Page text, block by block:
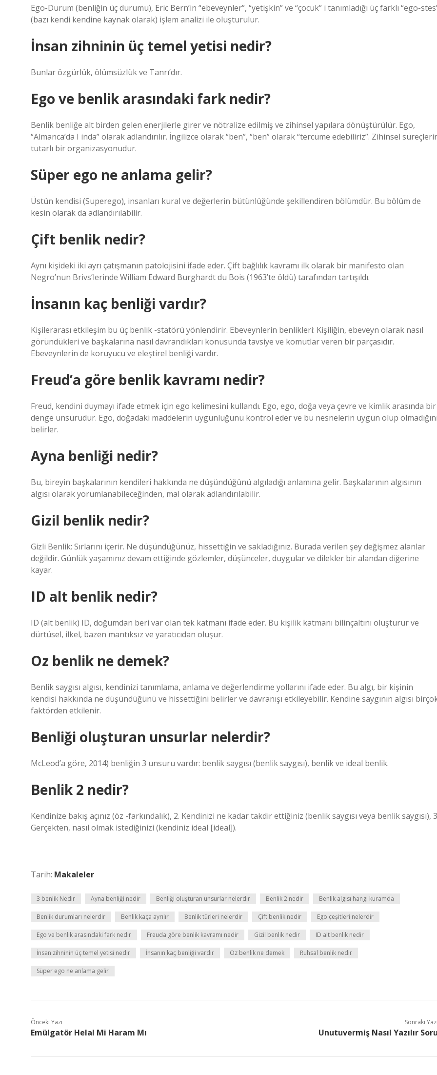
Ego-Durum (benliğin üç durumu), Eric Bern’in “ebeveynler”, “yetişkin” ve “çocuk” i tanımladığı üç farklı “ego-
(bazı kendi kendine kaynak olarak) işlem analizi ile oluşturulur.
İnsan zihninin üç temel yetisi nedir?
Bunlar özgürlük, ölümsüzlük ve Tanrı’dır.
Ego ve benlik arasındaki fark nedir?
Benlik benliğe alt birden gelen enerjilerle girer ve nötralize edilmiş ve zihinsel yapılara dönüştürülür. Ego,
“Almanca’da I inda” olarak adlandırılır. İngilizce olarak “ben”, “ben” olarak “tercüme edebiliriz”. Zihinsel
tutarlı bir organizasyonudur.
Süper ego ne anlama gelir?
Üstün kendisi (Superego), insanları kural ve değerlerin bütünlüğünde şekillendiren bölümdür. Bu bölüm de
kesin olarak da adlandırılabilir.
Çift benlik nedir?
Aynı kişideki iki ayrı çatışmanın patolojisini ifade eder. Çift bağlılık kavramı ilk olarak bir manifesto olan
Negro’nun Brivs’lerinde William Edward Burghardt du Bois (1963’te öldü) tarafından tartışıldı.
İnsanın kaç benliği vardır?
Kişilerarası etkileşim bu üç benlik -statörü yönlendirir. Ebeveynlerin benlikleri: Kişiliğin, ebeveyn olarak nasıl
göründükleri ve başkalarına nasıl davrandıkları konusunda tavsiye ve komutlar veren bir parçasıdır.
Ebeveynlerin de koruyucu ve eleştirel benliği vardır.
Freud’a göre benlik kavramı nedir?
Freud, kendini duymayı ifade etmek için ego kelimesini kullandı. Ego, ego, doğa veya çevre ve kimlik arasında bir
denge unsurudur. Ego, doğadaki maddelerin uygunluğunu kontrol eder ve bu nesnelerin uygun olup
belirler.
Ayna benliği nedir?
Bu, bireyin başkalarının kendileri hakkında ne düşündüğünü algıladığı anlamına gelir. Başkalarının algısının
algısı olarak yorumlanabileceğinden, mal olarak adlandırılabilir.
Gizil benlik nedir?
Gizli Benlik: Sırlarını içerir. Ne düşündüğünüz, hissettiğin ve sakladığınız. Burada verilen şey değişmez alanlar
değildir. Günlük yaşamınız devam ettiğinde gözlemler, düşünceler, duygular ve dilekler bir alandan diğerine
kayar.
ID alt benlik nedir?
ID (alt benlik) ID, doğumdan beri var olan tek katmanı ifade eder. Bu kişilik katmanı bilinçaltını oluşturur ve
dürtüsel, ilkel, bazen mantıksız ve yaratıcıdan oluşur.
Oz benlik ne demek?
Benlik saygısı algısı, kendinizi tanımlama, anlama ve değerlendirme yollarını ifade eder. Bu algı, bir kişinin
kendisi hakkında ne düşündüğünü ve hissettiğini belirler ve davranışı etkileyebilir. Kendine saygının algısı
faktörden etkilenir.
Benliği oluşturan unsurlar nelerdir?
McLeod’a göre, 2014) benliğin 3 unsuru vardır: benlik saygısı (benlik saygısı), benlik ve ideal benlik.
Benlik 2 nedir?
Kendinize bakış açınız (öz -farkındalık), 2. Kendinizi ne kadar takdir ettiğiniz (benlik saygısı veya benlik saygısı),
Gerçekten, nasıl olmak istediğinizi (kendiniz ideal [ideal]).
Tarih: Makaleler
3 benlik Nedir Ayna benliği nedir Benliği oluşturan unsurlar nelerdir Benlik 2 nedir Benlik algısı hangi kuramda
Benlik durumları nelerdir Benlik kaça ayrılır Benlik türleri nelerdir Çift benlik nedir Ego çeşitleri nelerdir
Ego ve benlik arasındaki fark nedir Freuda göre benlik kavramı nedir Gizil benlik nedir ID alt benlik nedir
İnsan zihninin üç temel yetisi nedir İnsanın kaç benliği vardır Oz benlik ne demek Ruhsal benlik nedir
Süper ego ne anlama gelir
Önceki Yazı
Emülgatör Helal Mi Haram Mı
Sonraki
Unutuvermiş Nasıl Yazılır